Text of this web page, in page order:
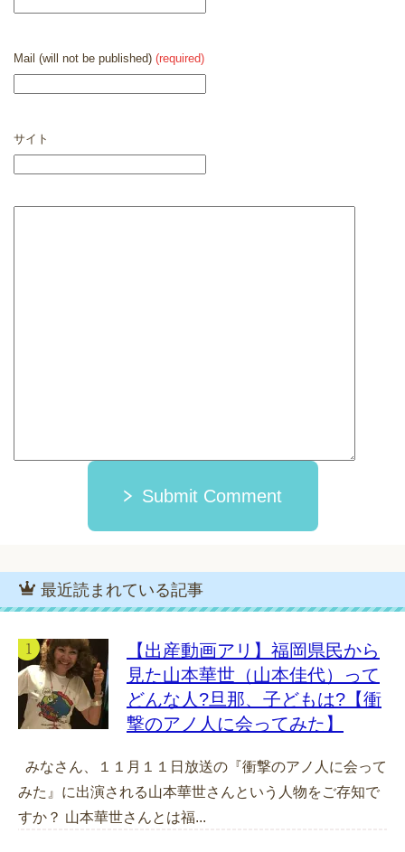
Mail (will not be published) (required)
サイト
Submit Comment
最近読まれている記事
【出産動画アリ】福岡県民から
見た山本華世（山本佳代）って
どんな人?旦那、子どもは?【衝
撃のアノ人に会ってみた】
みなさん、１１月１１日放送の『衝撃のアノ人に会って
みた』に出演される山本華世さんという人物をご存知で
すか？ 山本華世さんとは福...